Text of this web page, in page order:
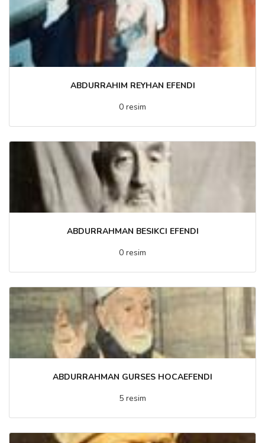
ABDURRAHIM REYHAN EFENDI
0 resim
ABDURRAHMAN BESIKCI EFENDI
0 resim
ABDURRAHMAN GURSES HOCAEFENDI
5 resim